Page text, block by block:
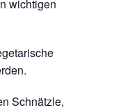
wichtigen
Schnätzle,